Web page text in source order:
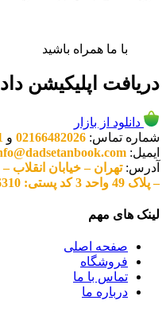
با ما همراه باشید
دریافت اپلیکیشن
دانلود از بازار
شماره تماس: 02166482026 و
ایمیل:
آدرس:تهران – خیابان انقلاب
– پلاک 49 واحد 3 کد پستی: 1315686310
لینک های مهم
صفحه اصلی
فروشگاه
تماس با ما
درباره ما